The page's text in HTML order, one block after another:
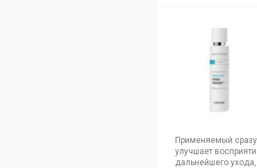
Применяемый
улучшает
дальнейшего